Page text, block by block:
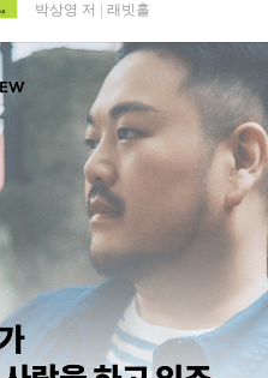
박상영 저 래빗홀